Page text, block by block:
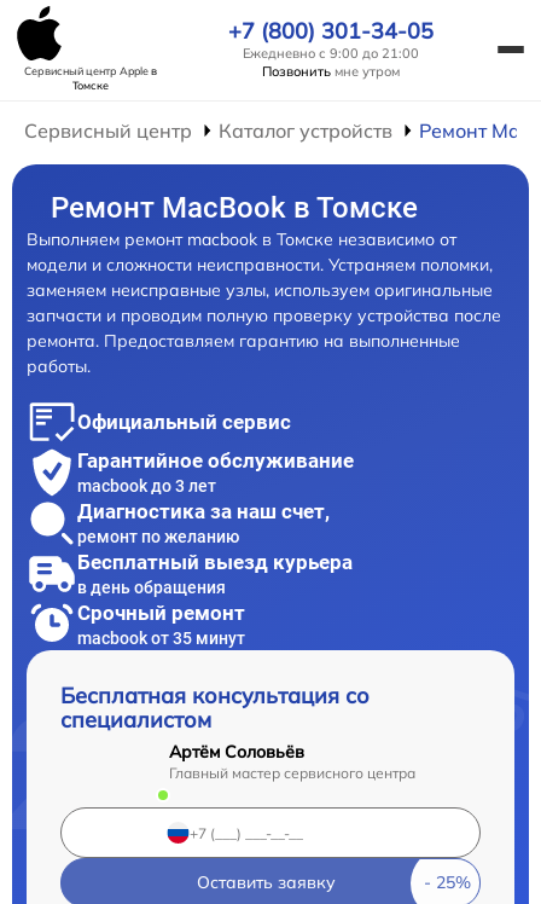
Сервисный центр Appleв
Томске
+7 (800) 301-34-05
Ежедневно с 9:00 до 21:00
Позвонить мне утром
Сервисный центр Каталог устройств Ремонт
Ремонт MacBook в Томске
Выполняем ремонт macbook в Томске независимо от
модели и сложности неисправности. Устраняем поломки,
заменяем неисправные узлы, используем оригинальные
запчасти и проводим полную проверку устройства после
ремонта. Предоставляем гарантию на выполненные
работы.
Официальный сервис
Гарантийное обслуживание
macbook до 3 лет
Диагностика за наш счет,
ремонт по желанию
Бесплатный выезд курьера
в день обращения
Срочный ремонт
macbook от 35 минут
Бесплатная консультация со
специалистом
Артём Соловьёв
Главный мастер сервисного центра
Оставить заявку